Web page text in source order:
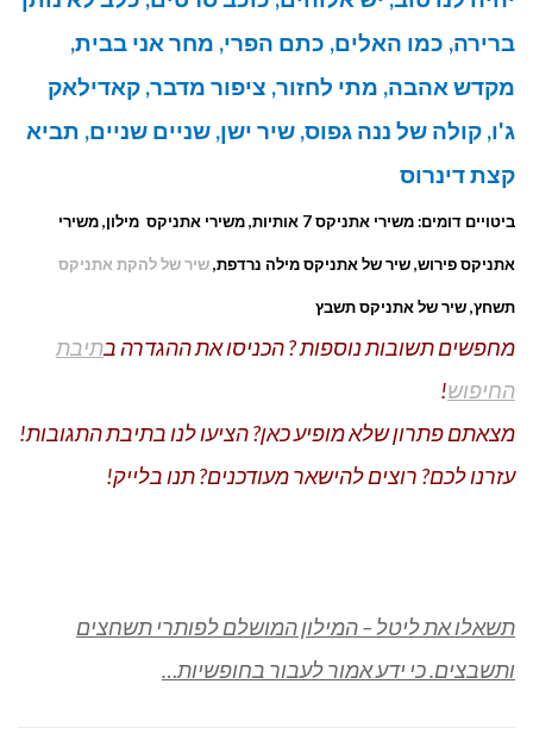
ברירה, כמו האלים, כתם הפרי, מחר אני בבית,
מקדש אהבה, מתי לחזור, ציפור מדבר, קאדילאק
ג'ו, קולה של ננה גפוס, שיר ישן, שניים שניים, תביא
קצת דינרוס
ביטויים דומים: משירי אתניקס 7 אותיות, משירי אתניקס מילון, משירי
אתניקס פירוש, שיר של אתניקס מילה נרדפת,שיר של להקת אתניקס
תשחץ, שיר של אתניקס תשבץ
מחפשים תשובות נוספות ? הכניסו את ההגדרה בתיבת
החיפוש!
מצאתם פתרון שלא מופיע כאן? הציעו לנו בתיבת התגובות!
עזרנו לכם? רוצים להישאר מעודכנים? תנו בלייק!
תשאלו את ליטל – המילון המושלם לפותרי תשחצים
ותשבצים. כי ידע אמור לעבור בחופשיות…